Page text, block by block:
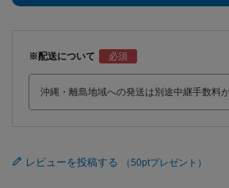
※配送について
レビューを投稿する